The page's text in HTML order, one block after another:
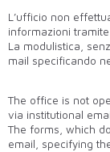
L’ufficio non
informazioni tramite
La modulistica,
mail specificando
The office is not
via institutional
The forms, which
email, specifying